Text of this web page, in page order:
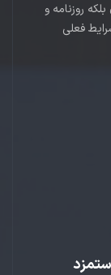
روزنامه و
فعلی